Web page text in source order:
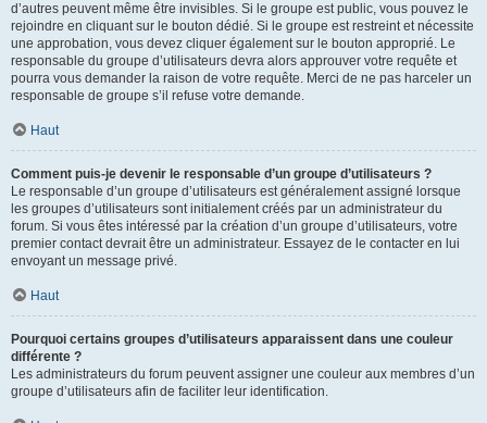
d’autres peuvent même être invisibles. Si le groupe est public, vous pouvez le
rejoindre en cliquant sur le bouton dédié. Si le groupe est restreint et nécessite
une approbation, vous devez cliquer également sur le bouton approprié. Le
responsable du groupe d’utilisateurs devra alors approuver votre requête et
pourra vous demander la raison de votre requête. Merci de ne pas harceler un
responsable de groupe s’il refuse votre demande.
Haut
Comment puis-je devenir le responsable d’un groupe d’utilisateurs ?
Le responsable d’un groupe d’utilisateurs est généralement assigné lorsque
les groupes d’utilisateurs sont initialement créés par un administrateur du
forum. Si vous êtes intéressé par la création d’un groupe d’utilisateurs, votre
premier contact devrait être un administrateur. Essayez de le contacter en lui
envoyant un message privé.
Haut
Pourquoi certains groupes d’utilisateurs apparaissent dans une couleur
différente ?
Les administrateurs du forum peuvent assigner une couleur aux membres d’un
groupe d’utilisateurs afin de faciliter leur identification.